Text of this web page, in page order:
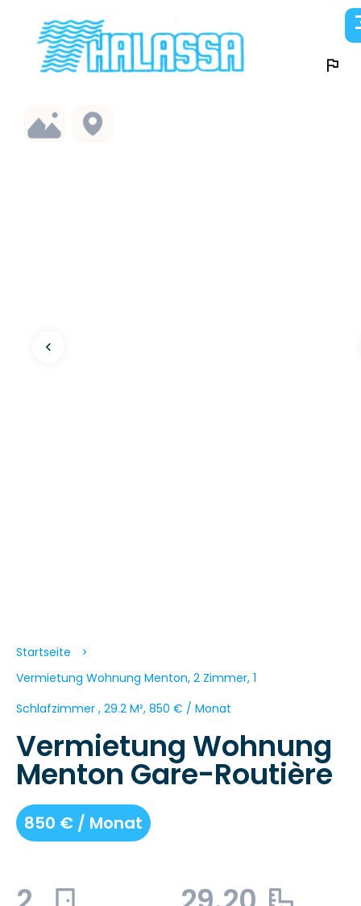
Startseite
Vermietung Wohnung Menton, 2 Zimmer, 1
Schlafzimmer , 29.2 M², 850 € / Monat
Vermietung Wohnung
Menton Gare-Routière
850 € / Monat